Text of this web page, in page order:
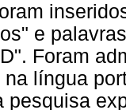
e
Foram
língua
pesquisa